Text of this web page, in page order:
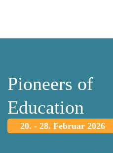
Pioneers of
Education
20. - 28. Februar 2026